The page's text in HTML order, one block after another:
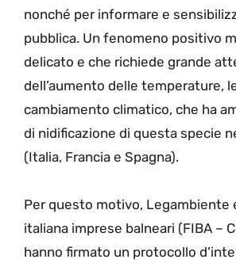
nonché per informare e
pubblica. Un fenomeno positivo
delicato e che richiede grande
dell’aumento delle temperature,
cambiamento climatico, che ha
di nidificazione di questa specie
(Italia, Francia e Spagna).
Per questo motivo, Legambiente
italiana imprese balneari (FIBA –
hanno firmato un protocollo